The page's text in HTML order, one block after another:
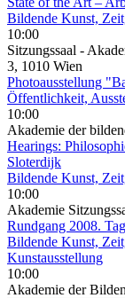
Bildende Kunst,
10:00
Sitzungssaal -
3, 1010 Wien
Photoausstellung
Öffentlichkeit,
10:00
Akademie der
Hearings:
Sloterdijk
Bildende Kunst,
10:00
Akademie
Rundgang 2008.
Bildende Kunst,
Kunstausstellung
10:00
Akademie der